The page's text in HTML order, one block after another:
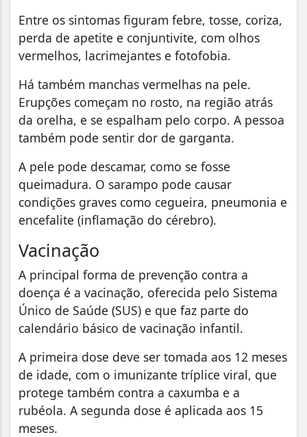
Entre os sintomas figuram febre, tosse, coriza,
perda de apetite e conjuntivite, com olhos
vermelhos, lacrimejantes e fotofobia.
Há também manchas vermelhas na pele.
Erupções começam no rosto, na região atrás
da orelha, e se espalham pelo corpo. A pessoa
também pode sentir dor de garganta.
A pele pode descamar, como se fosse
queimadura. O sarampo pode causar
condições graves como cegueira, pneumonia e
encefalite (inflamação do cérebro).
Vacinação
A principal forma de prevenção contra a
doença é a vacinação, oferecida pelo Sistema
Único de Saúde (SUS) e que faz parte do
calendário básico de vacinação infantil.
A primeira dose deve ser tomada aos 12 meses
de idade, com o imunizante tríplice viral, que
protege também contra a caxumba e a
rubéola. A segunda dose é aplicada aos 15
meses.